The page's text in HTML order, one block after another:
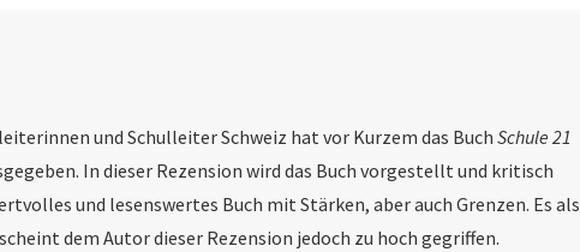
und Schulleiter Schweiz hat vor Kurzem das Buch Schule 21
In dieser Rezension wird das Buch vorgestellt und kritisch
und lesenswertes Buch mit Stärken, aber auch Grenzen. Es als
dem Autor dieser Rezension jedoch zu hoch gegriffen.